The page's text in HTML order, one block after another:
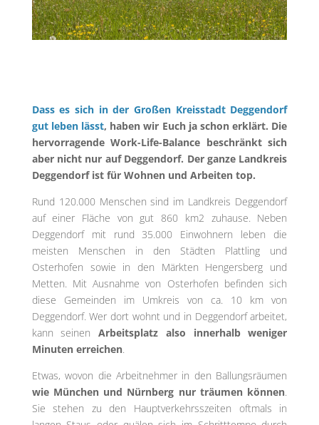
Dass es sich in der Großen Kreisstadt Deggendorf
gut leben lässt, haben wir Euch ja schon erklärt. Die
hervorragende Work-Life-Balance beschränkt sich
aber nicht nur auf Deggendorf. Der ganze Landkreis
Deggendorf ist für Wohnen und Arbeiten top.
Rund 120.000 Menschen sind im Landkreis Deggendorf
auf einer Fläche von gut 860 km2 zuhause. Neben
Deggendorf mit rund 35.000 Einwohnern leben die
meisten Menschen in den Städten Plattling und
Osterhofen sowie in den Märkten Hengersberg und
Metten. Mit Ausnahme von Osterhofen befinden sich
diese Gemeinden im Umkreis von ca. 10 km von
Deggendorf. Wer dort wohnt und in Deggendorf arbeitet,
kann seinenArbeitsplatz also innerhalb weniger
Minuten erreichen.
Etwas, wovon die Arbeitnehmer in den Ballungsräumen
wie München und Nürnberg nur träumen können.
Sie stehen zu den Hauptverkehrsszeiten oftmals in